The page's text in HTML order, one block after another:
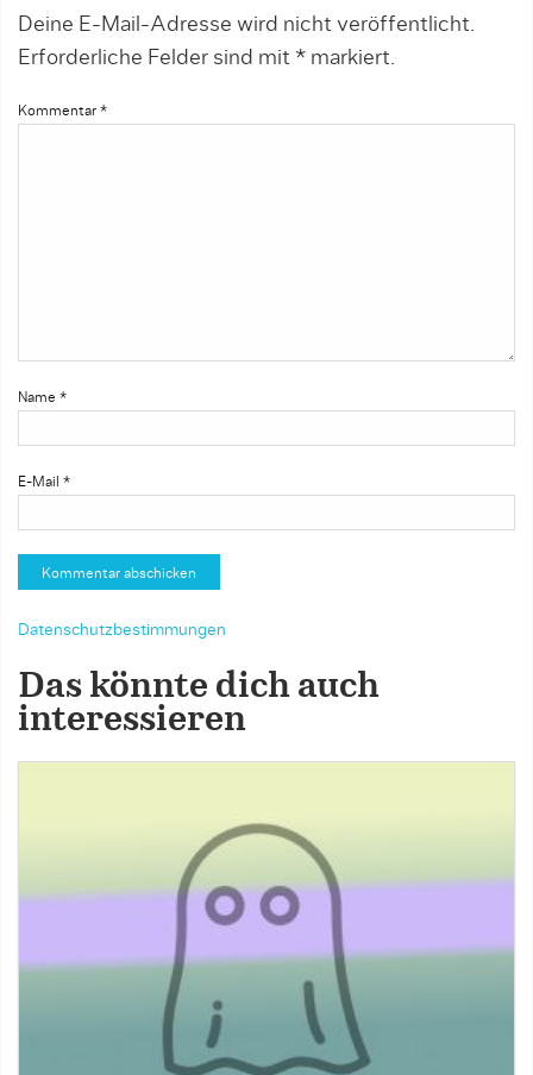
Deine E-Mail-Adresse wird nicht veröffentlicht.
Erforderliche Felder sind mit * markiert.
Kommentar *
Name *
E-Mail *
Datenschutzbestimmungen
Das könnte dich auch
interessieren